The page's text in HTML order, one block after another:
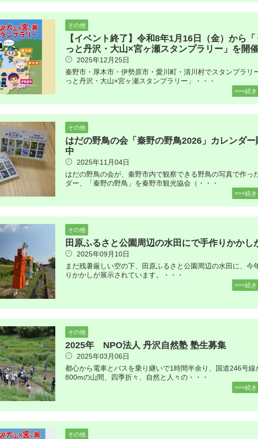
その他
【イベント終了】令和8年1月16日（金）から「
っと丹沢・大山×宮ヶ瀬スタンプラリー」を開
2025年12月25日
秦野市・厚木市・伊勢原市・愛川町・清川村でスタンプラリ
っと丹沢・大山×宮ヶ瀬スタンプラリー」・・・
>>>続
その他
はだの野鳥の会「秦野の野鳥2026」カレンダー
中
2025年11月04日
はだの野鳥の会が、秦野市内で観察できる野鳥の写真で作っ
ダー、「秦野の野鳥」を秦野市観光協会（・・・
>>>続
その他
田原ふるさと公園周辺の水田にで手作りかかし
2025年09月10日
まだ残暑厳しい空の下、田原ふるさと公園周辺の水田に、今
りかかしが展示されています。・・・
>>>続
その他
2025年 NPO法人 丹沢自然塾 塾生募集
2025年03月06日
都心から電車とバスを乗り継いで1時間半余り、国道246号線
800mの山間、四季折々、自然と人々の・・・
>>>続
その他